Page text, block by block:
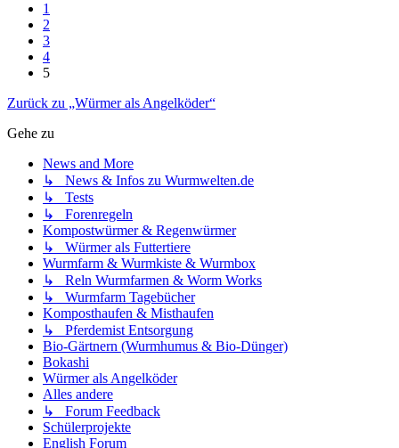
1
2
3
4
5
Zurück zu „Würmer als Angelköder“
Gehe zu
News and More
↳ News & Infos zu Wurmwelten.de
↳ Tests
↳ Forenregeln
Kompostwürmer & Regenwürmer
↳ Würmer als Futtertiere
Wurmfarm & Wurmkiste & Wurmbox
↳ Reln Wurmfarmen & Worm Works
↳ Wurmfarm Tagebücher
Komposthaufen & Misthaufen
↳ Pferdemist Entsorgung
Bio-Gärtnern (Wurmhumus & Bio-Dünger)
Bokashi
Würmer als Angelköder
Alles andere
↳ Forum Feedback
Schülerprojekte
English Forum